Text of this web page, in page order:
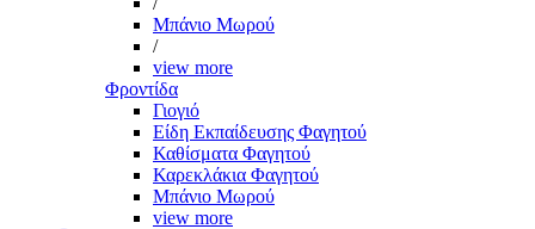
Μπάνιο Μωρού
/
view more
Φροντίδα
Γιογιό
Είδη Εκπαίδευσης Φαγητού
Καθίσματα Φαγητού
Καρεκλάκια Φαγητού
Μπάνιο Μωρού
view more